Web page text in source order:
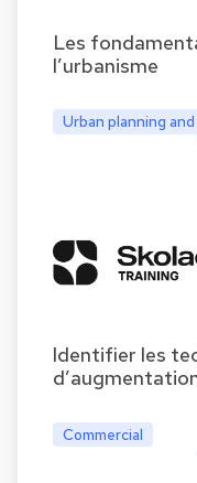
Les
l’urbanisme
Urban planning
Identifier les
Commercial